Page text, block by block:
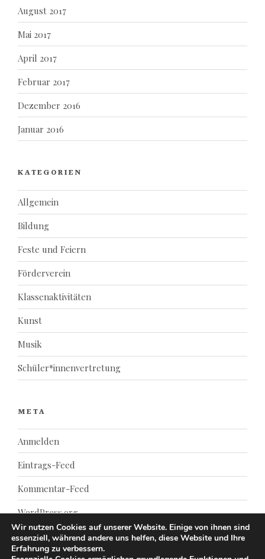
August 2017
Mai 2017
April 2017
Februar 2017
Dezember 2016
Januar 2016
KATEGORIEN
Allgemein
Bildung
Feste und Feiern
Förderverein
Klassenaktivitäten
Kunst
Musik
Schüler*innenvertretung
META
Anmelden
Eintrags-Feed
Kommentar-Feed
WordPress.org
Wir nutzen Cookies auf unserer Website. Einige von ihnen sind
essenziell, während andere uns helfen, diese Website und Ihre
Erfahrung zu verbessern.